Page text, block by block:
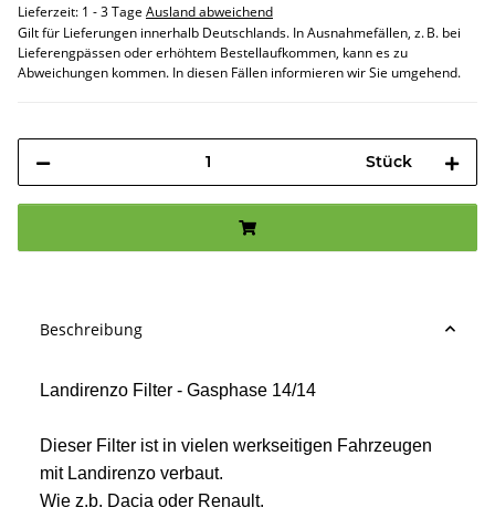
Lieferzeit: 1 - 3 Tage Ausland abweichend
Gilt für Lieferungen innerhalb Deutschlands. In Ausnahmefällen, z. B. bei
Lieferengpässen oder erhöhtem Bestellaufkommen, kann es zu
Abweichungen kommen. In diesen Fällen informieren wir Sie umgehend.
Stück
Beschreibung
Landirenzo Filter - Gasphase 14/14
Dieser Filter ist in vielen werkseitigen Fahrzeugen
mit Landirenzo verbaut.
Wie z.b. Dacia oder Renault.